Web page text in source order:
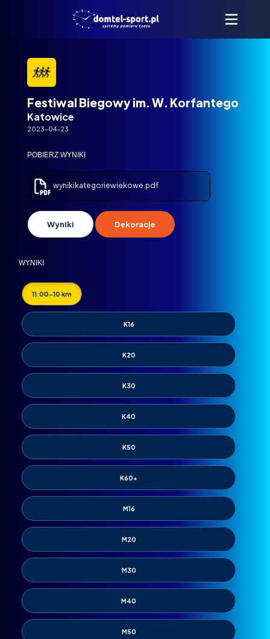
Festiwal Biegowy im. W. Korfantego
Katowice
2023-04-23
POBIERZ WYNIKI
wynikikategoriewiekowe.pdf
Wyniki Dekoracje
WYNIKI
11:00-10 km
K16
K20
K30
K40
K50
K60+
M16
M20
M30
M40
M50